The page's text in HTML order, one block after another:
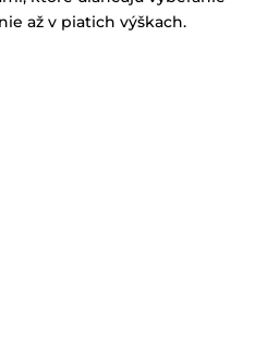
až v piatich výškach.